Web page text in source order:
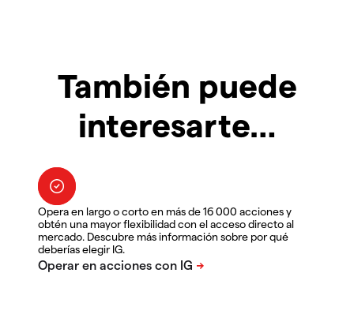
También puede
interesarte…
Opera en largo o corto en más de 16 000 acciones y
obtén una mayor flexibilidad con el acceso directo al
mercado. Descubre más información sobre por qué
deberías elegir IG.